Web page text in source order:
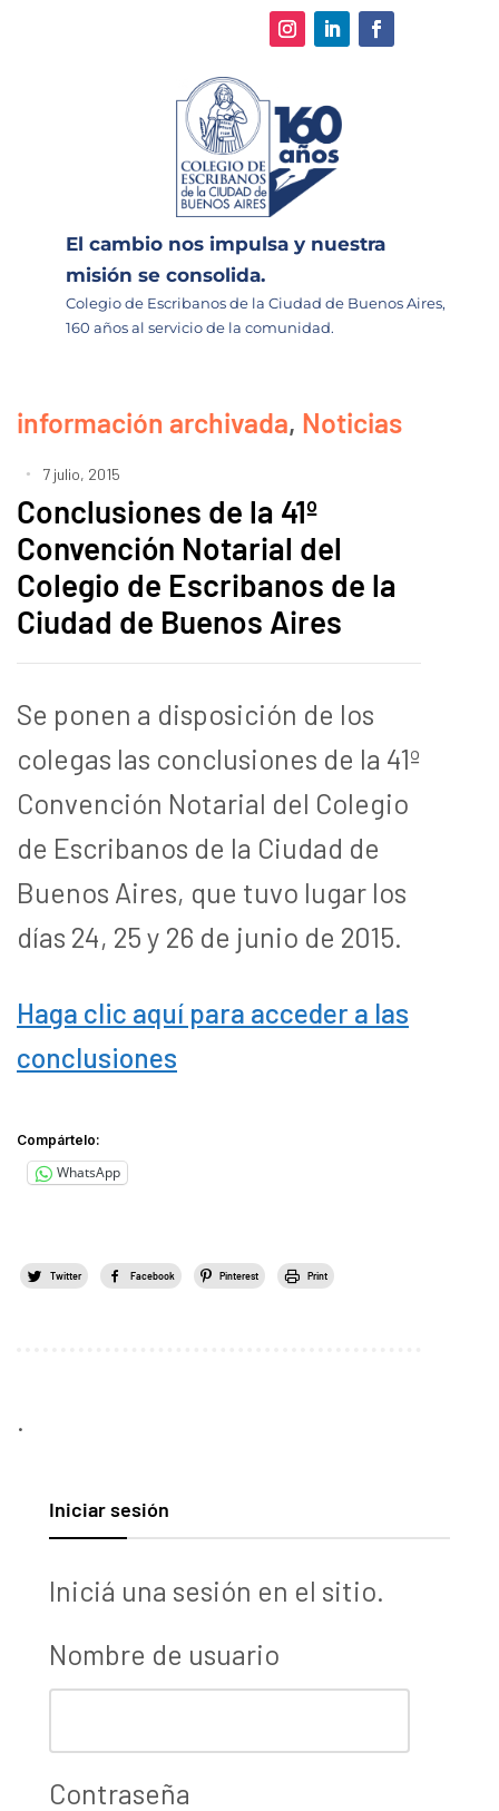
El cambio nos impulsa y nuestra
misión se consolida.
Colegio de Escribanos de la Ciudad de Buenos Aires,
160 años al servicio de la comunidad.
información archivada, Noticias
7 julio, 2015
Conclusiones de la 41º
Convención Notarial del
Colegio de Escribanos de la
Ciudad de Buenos Aires
Se ponen a disposición de los
colegas las conclusiones de la 41º
Convención Notarial del Colegio
de Escribanos de la Ciudad de
Buenos Aires, que tuvo lugar los
días 24, 25 y 26 de junio de 2015.
Haga clic aquí para acceder a las
conclusiones
Compártelo:
WhatsApp
Twitter Facebook Pinterest Print
.
Iniciar sesión
Iniciá una sesión en el sitio.
Nombre de usuario
Contraseña